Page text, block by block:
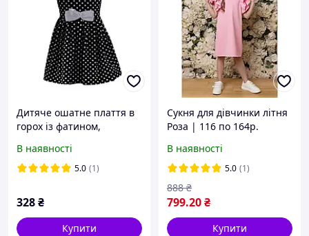
Дитяче ошатне плаття в
горох із фатином,
дівчаток
В наявності
5.0 (1)
328₴
Купити
Сукня для дівчинки літня
Роза | 116 по 164р.
В наявності
5.0 (1)
799.20₴
888 ₴
Купити